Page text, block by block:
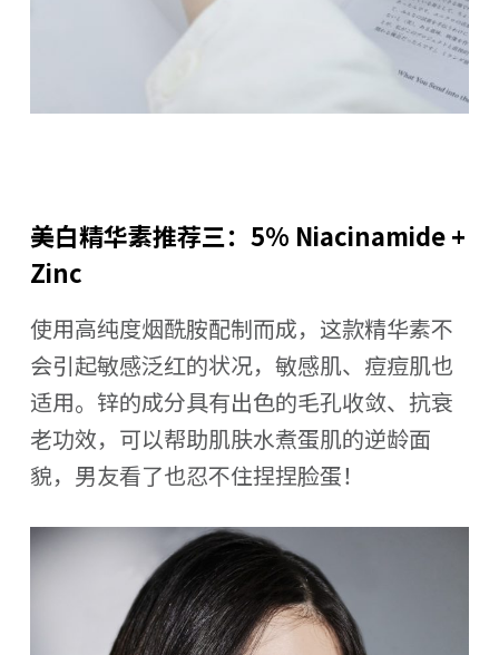
美白精华素推荐三：5% Niacinamide +
Zinc
使用高纯度烟酰胺配制而成，这款精华素不
会引起敏感泛红的状况，敏感肌、痘痘肌也
适用。锌的成分具有出色的毛孔收敛、抗衰
老功效，可以帮助肌肤水煮蛋肌的逆龄面
貌，男友看了也忍不住捏捏脸蛋！